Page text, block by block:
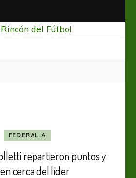
FEDERAL A
repartieron puntos y
cerca del líder